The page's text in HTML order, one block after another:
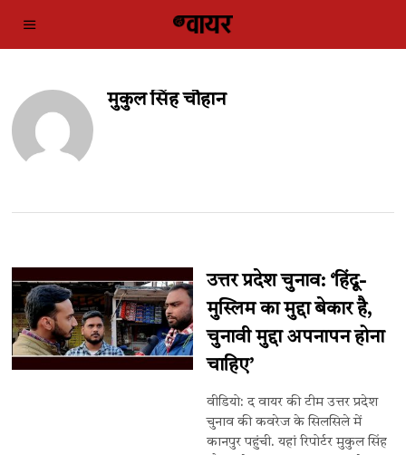
मुकुल सिंह चौहान
उत्तर प्रदेश चुनाव: ‘हिंदू-
मुस्लिम का मुद्दा बेकार है,
चुनावी मुद्दा अपनापन होना
चाहिए’
वीडियो: द वायर की टीम उत्तर प्रदेश
चुनाव की कवरेज के सिलसिले में
कानपुर पहुंची. यहां रिपोर्टर मुकुल सिंह